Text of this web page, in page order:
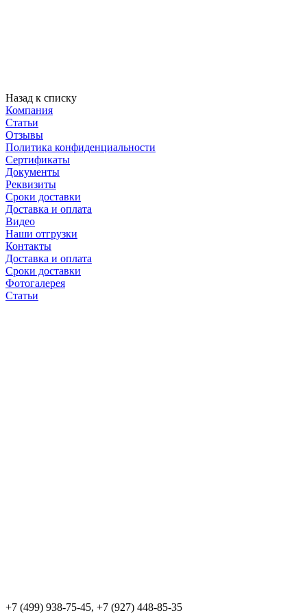
Назад к списку
Компания
Статьи
Отзывы
Политика конфиденциальности
Сертификаты
Документы
Реквизиты
Сроки доставки
Доставка и оплата
Видео
Наши отгрузки
Контакты
Доставка и оплата
Сроки доставки
Фотогалерея
Статьи
+7 (499) 938-75-45, +7 (927) 448-85-35